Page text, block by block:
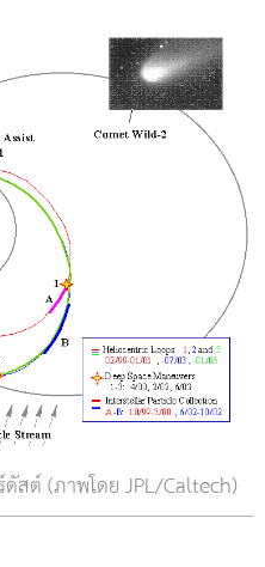
สต์ (ภาพโดย JPL/Caltech)